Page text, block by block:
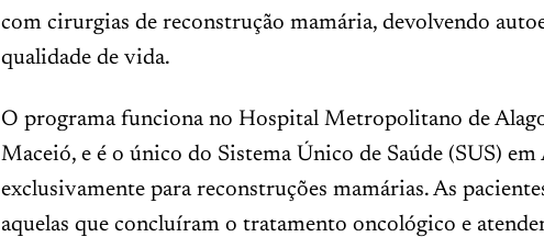
com cirurgias de reconstrução mamária, devolvendo
qualidade de vida.
O programa funciona no Hospital Metropolitano de
Maceió, e é o único do Sistema Único de Saúde (SUS) em
exclusivamente para reconstruções mamárias. As
aquelas que concluíram o tratamento oncológico e